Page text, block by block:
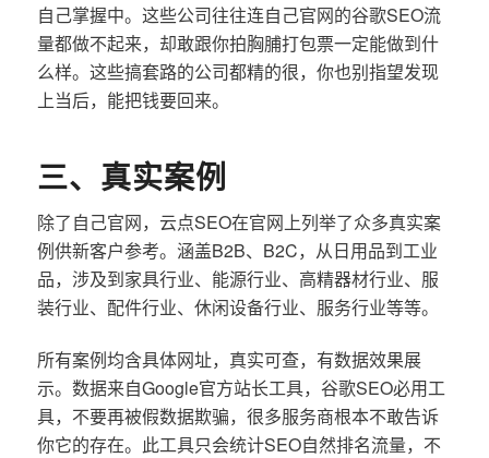
自己掌握中。这些公司往往连自己官网的谷歌SEO流
量都做不起来，却敢跟你拍胸脯打包票一定能做到什
么样。这些搞套路的公司都精的很，你也别指望发现
上当后，能把钱要回来。
三、真实案例
除了自己官网，云点SEO在官网上列举了众多真实案
例供新客户参考。涵盖B2B、B2C，从日用品到工业
品，涉及到家具行业、能源行业、高精器材行业、服
装行业、配件行业、休闲设备行业、服务行业等等。
所有案例均含具体网址，真实可查，有数据效果展
示。数据来自Google官方站长工具，谷歌SEO必用工
具，不要再被假数据欺骗，很多服务商根本不敢告诉
你它的存在。此工具只会统计SEO自然排名流量，不